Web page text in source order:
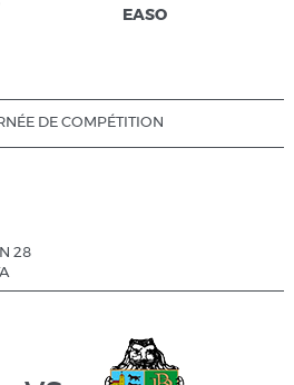
EASO
DE COMPÉTITION
28